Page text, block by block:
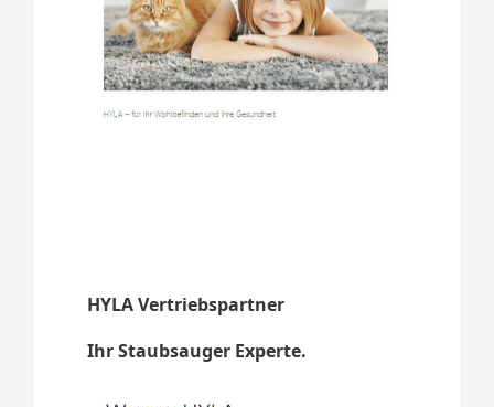
HYLA Vertriebspartner
Ihr Staubsauger Experte.